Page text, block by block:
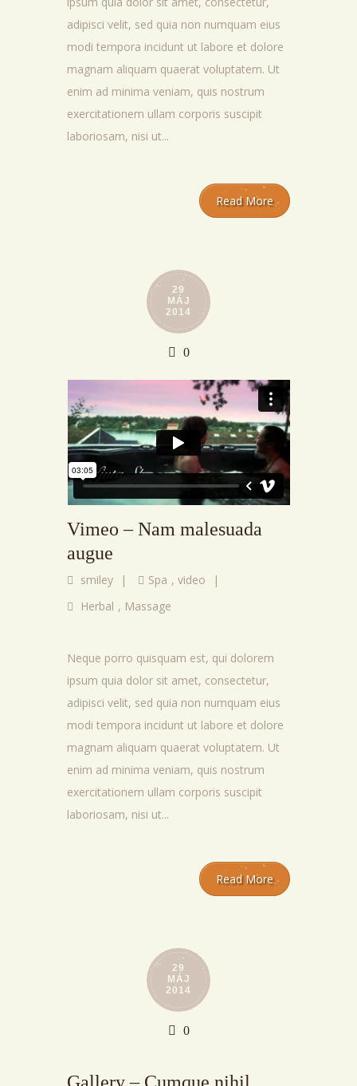
adipisci velit, sed quia non numquam eius
modi tempora incidunt ut labore et dolore
magnam aliquam quaerat voluptatem. Ut
enim ad minima veniam, quis nostrum
exercitationem ullam corporis suscipit
laboriosam, nisi ut...
Read More
29
MÁJ
2014
0
Vimeo – Nam malesuada
augue
smiley | Spa , video
|
Herbal , Massage
Neque porro quisquam est, qui dolorem
ipsum quia dolor sit amet, consectetur,
adipisci velit, sed quia non numquam eius
modi tempora incidunt ut labore et dolore
magnam aliquam quaerat voluptatem. Ut
enim ad minima veniam, quis nostrum
exercitationem ullam corporis suscipit
laboriosam, nisi ut...
Read More
29
MÁJ
2014
0
Gallery – Cumque nihil